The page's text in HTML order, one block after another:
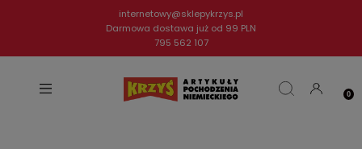
internetowy@sklepykrzys.pl
Darmowa dostawa już od 99 PLN
795 562 107